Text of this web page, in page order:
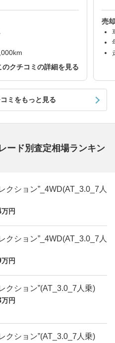
のクチコミの詳細を見る
売
ミをもっと見る
ード別査定相場ランキン
クション”_4WD(AT_3.0_7人
万円
クション”_4WD(AT_3.0_7人
万円
クション”(AT_3.0_7人乗)
万円
クション”(AT_3.0_7人乗)